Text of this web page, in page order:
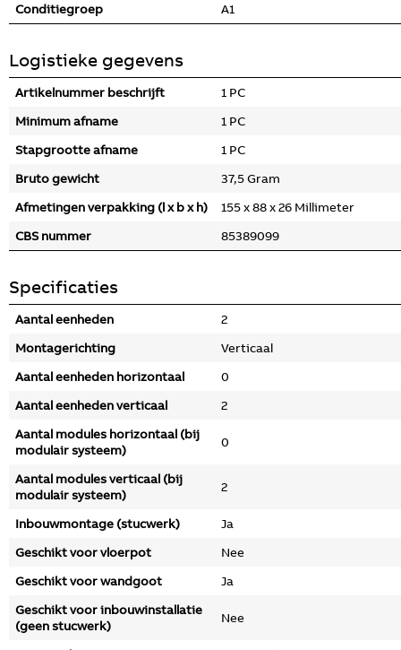
Conditiegroep
A1
Logistieke gegevens
Artikelnummer beschrijft
1 PC
Minimum afname
1 PC
Stapgrootte afname
1 PC
Bruto gewicht
37,5 Gram
Afmetingen verpakking (l x b x h)
155 x 88 x 26 Millimeter
CBS nummer
85389099
Specificaties
Aantal eenheden
2
Montagerichting
Verticaal
Aantal eenheden horizontaal
0
Aantal eenheden verticaal
2
Aantal modules horizontaal (bij
modulair systeem)
0
Aantal modules verticaal (bij
modulair systeem)
2
Inbouwmontage (stucwerk)
Ja
Geschikt voor vloerpot
Nee
Geschikt voor wandgoot
Ja
Geschikt voor inbouwinstallatie
(geen stucwerk)
Nee